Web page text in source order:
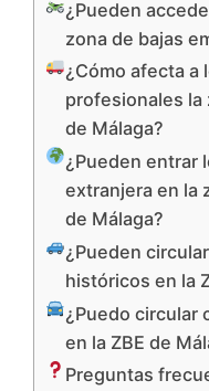
¿Pueden
zona de bajas
¿Cómo afecta a
profesionales la
de Málaga?
¿Pueden entrar
extranjera en la
de Málaga?
¿Pueden
históricos en la
¿Puedo circular
en la ZBE de
Preguntas